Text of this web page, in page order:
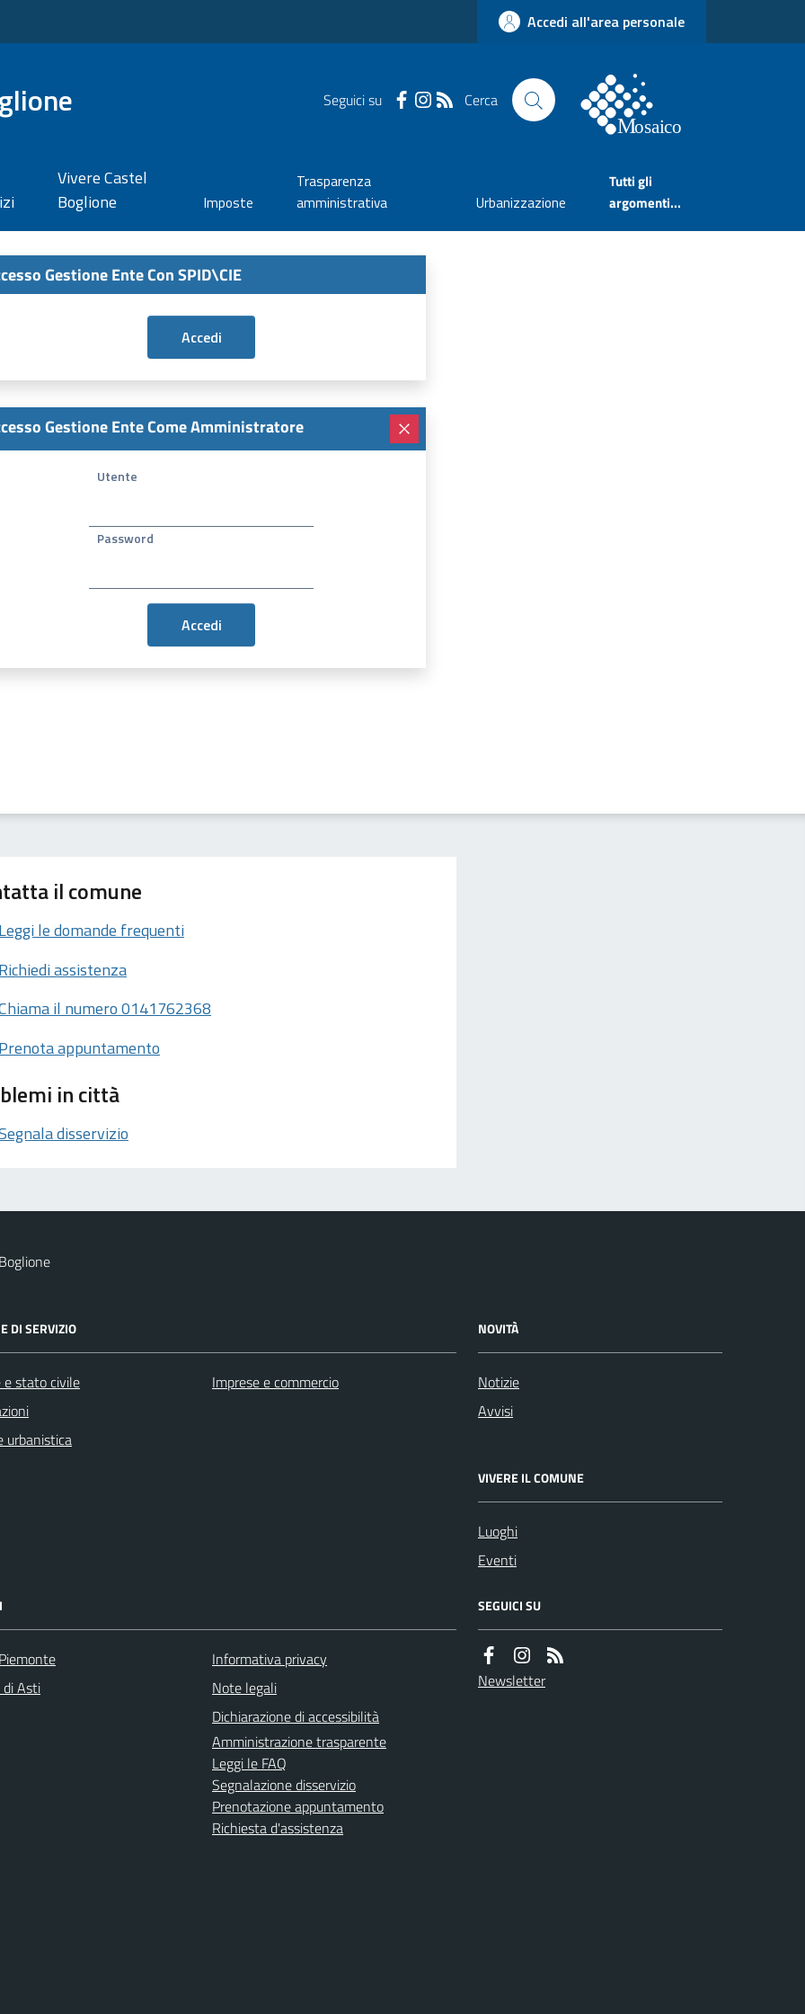
Accedi all'area personale
Seguici su Cerca
Vivere Castel
Boglione
Imposte
Trasparenza
amministrativa
Urbanizzazione
Tutti gli
argomenti...
Gestione Ente Con SPID\CIE
Gestione Ente Come Amministratore
Utente
Password
il comune
le domande frequenti
assistenza
il numero 0141762368
appuntamento
in città
disservizio
DI SERVIZIO
e stato civile
urbanistica
Imprese e commercio
NOVITÀ
Notizie
Avvisi
VIVERE IL COMUNE
Luoghi
Eventi
Asti
Informativa privacy
Note legali
Dichiarazione di accessibilità
Amministrazione trasparente
Leggi le FAQ
Segnalazione disservizio
Prenotazione appuntamento
Richiesta d'assistenza
SEGUICI SU
Newsletter